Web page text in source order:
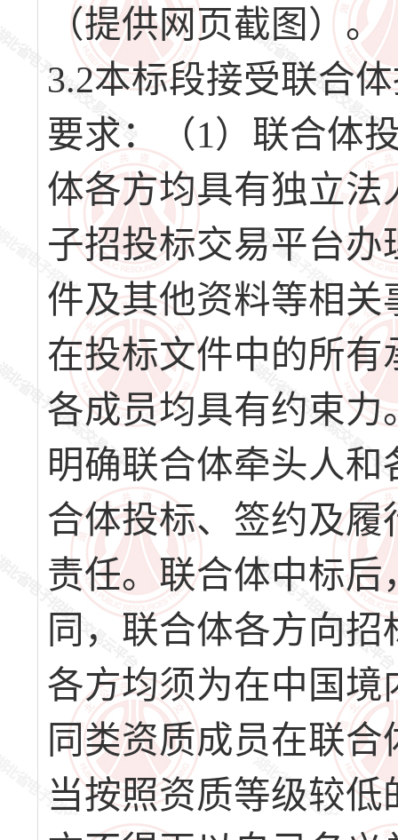
（提供网页截图）。
3.2本标段接受联合
要求：（1）联合体
体各方均具有独立
子招投标交易平台
件及其他资料等相
在投标文件中的所
各成员均具有约束
明确联合体牵头人
合体投标、签约及
责任。联合体中标
同，联合体各方向
各方均须为在中国
同类资质成员在联
当按照资质等级较